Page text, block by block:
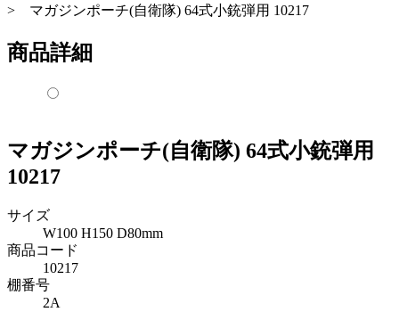
>
マガジンポーチ(自衛隊) 64式小銃弾用 10217
商品詳細
マガジンポーチ(自衛隊) 64式小銃弾用
10217
サイズ
W100 H150 D80mm
商品コード
10217
棚番号
2A